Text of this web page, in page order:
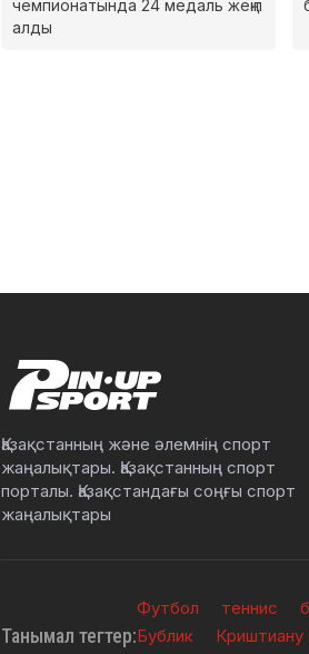
чемпионатында 24 медаль жеңіп
алды
Қазақстанның және әлемнің спорт
жаңалықтары. Қазақстанның спорт
порталы. Қазақстандағы соңғы спорт
жаңалықтары
Танымал тегтер:
Футбол теннис
Бублик
Криштиану